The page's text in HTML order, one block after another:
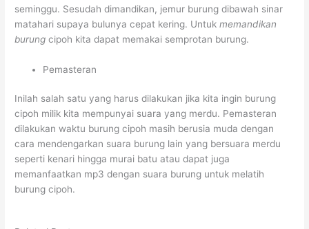
seminggu. Sesudah dimandikan, jemur burung dibawah sinar
matahari supaya bulunya cepat kering. Untukmemandikan
burung cipoh kita dapat memakai semprotan burung.
Pemasteran
Inilah salah satu yang harus dilakukan jika kita ingin burung
cipoh milik kita mempunyai suara yang merdu. Pemasteran
dilakukan waktu burung cipoh masih berusia muda dengan
cara mendengarkan suara burung lain yang bersuara merdu
seperti kenari hingga murai batu atau dapat juga
memanfaatkan mp3 dengan suara burung untuk melatih
burung cipoh.